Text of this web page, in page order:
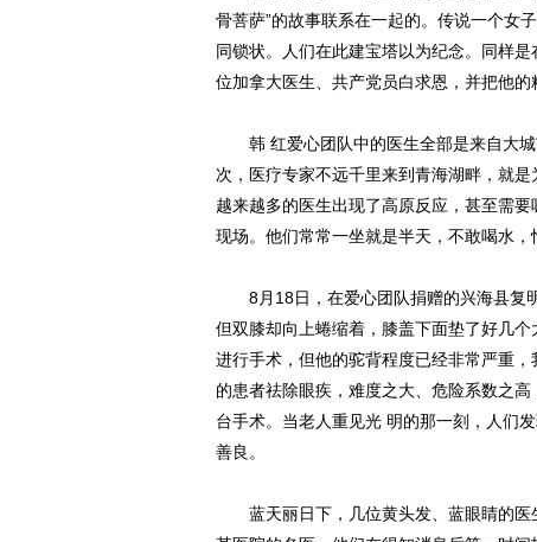
骨菩萨”的故事联系在一起的。传说一个女
同锁状。人们在此建宝塔以为纪念。同样
位加拿大医生、共产党员白求恩，并把他的
韩 红爱心团队中的医生全部是来自大城
次，医疗专家不远千里来到青海湖畔，就
越来越多的医生出现了高原反应，甚至需
现场。他们常常一坐就是半天，不敢喝水
8月18日，在爱心团队捐赠的兴海县复明
但双膝却向上蜷缩着，膝盖下面垫了好几
进行手术，但他的驼背程度已经非常严重
的患者祛除眼疾，难度之大、危险系数之
台手术。当老人重见光 明的那一刻，人们
善良。
蓝天丽日下，几位黄头发、蓝眼睛的医